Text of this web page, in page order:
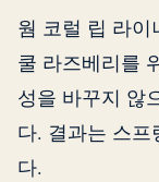
웜 코럴 립 라
쿨 라즈베리를
성을 바꾸지 않
다. 결과는 스프
다.